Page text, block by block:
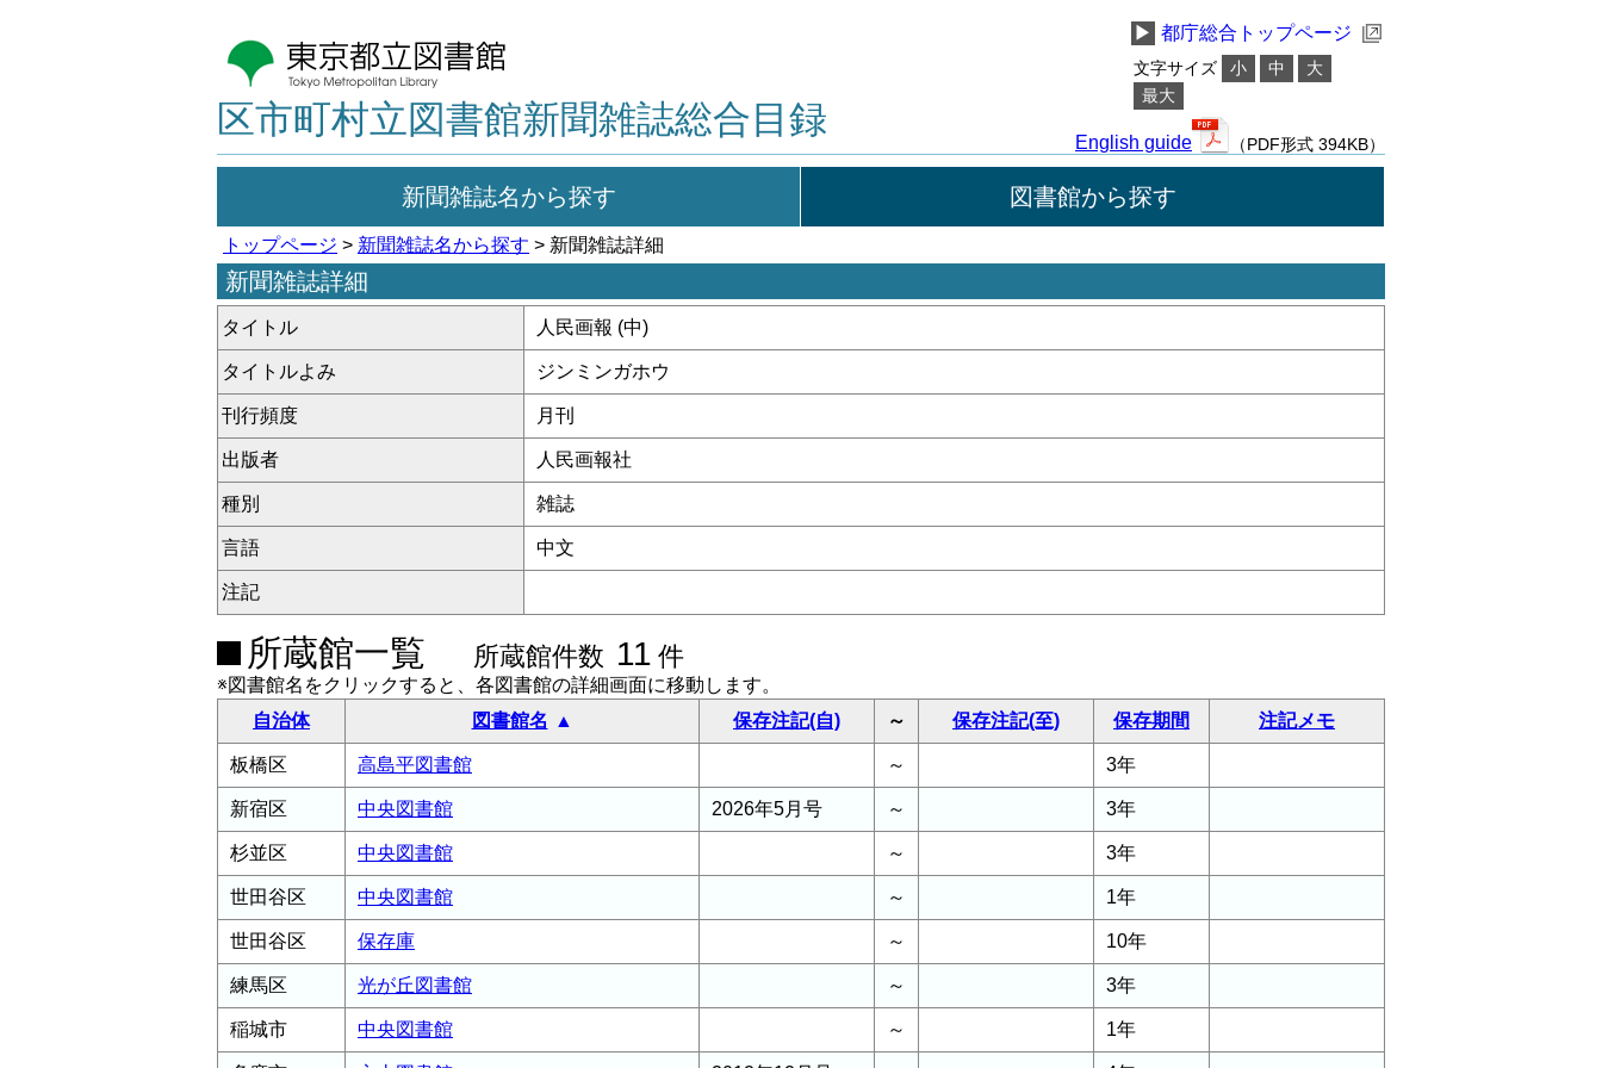
区市町村立図書館新聞雑誌総合目録
▶ 都庁総合トップページ
文字サイズ 小 中
大
最大
English guide （PDF形式 394KB）
新聞雑誌名から探す 図書館から探す
トップページ > 新聞雑誌名から探す > 新聞雑誌詳細
新聞雑誌詳細
タイトル 人民画報 (中)
タイトルよみ ジンミンガホウ
刊行頻度 月刊
出版者 人民画報社
種別 雑誌
言語 中文
注記
所蔵館一覧 所蔵館件数 11 件
※図書館名をクリックすると、各図書館の詳細画面に移動します。
自治体
図書館名 保存注記(自) ～ 保存注記(至) 保存期間 注記メモ
板橋区 高島平図書館 ～ 3年
新宿区 中央図書館 2026年5月号 ～ 3年
杉並区 中央図書館 ～ 3年
世田谷区 中央図書館 ～ 1年
世田谷区 保存庫 ～ 10年
練馬区 光が丘図書館 ～ 3年
稲城市 中央図書館 ～ 1年